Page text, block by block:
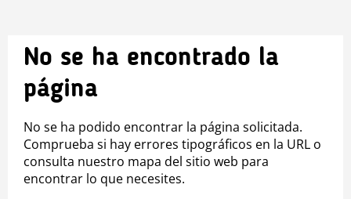
No se ha encontrado la
página
No se ha podido encontrar la página solicitada.
Comprueba si hay errores tipográficos en la URL o
consulta nuestro mapa del sitio web para
encontrar lo que necesites.